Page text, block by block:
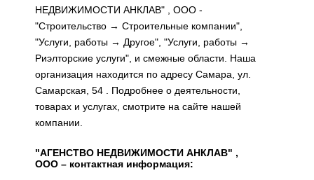
НЕДВИЖИМОСТИ АНКЛАВ" , ООО -
"Строительство → Строительные компании",
"Услуги, работы → Другое", "Услуги, работы →
Риэлторские услуги", и смежные области. Наша
организация находится по адресу Самара, ул.
Самарская, 54 . Подробнее о деятельности,
товарах и услугах, смотрите на сайте нашей
компании.
"АГЕНСТВО НЕДВИЖИМОСТИ АНКЛАВ" ,
ООО – контактная информация: